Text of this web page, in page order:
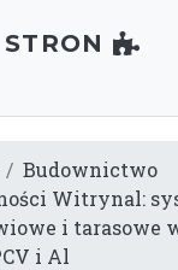
Budownictwo
Witrynal:
i tarasowe
i Al